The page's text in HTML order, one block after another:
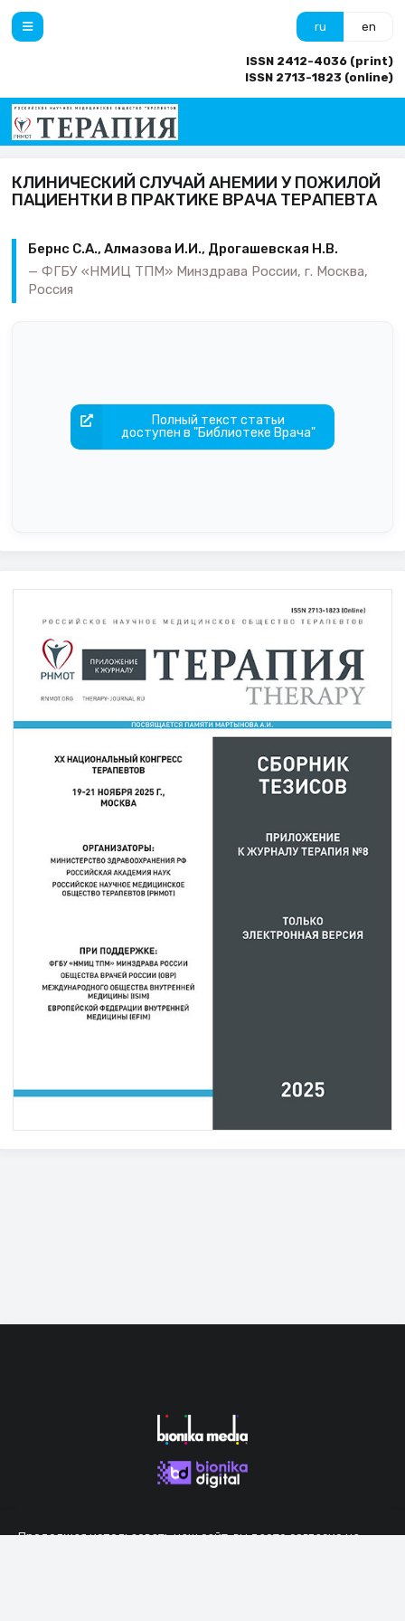
ru en
ISSN 2412-4036 (print)
ISSN 2713-1823 (online)
КЛИНИЧЕСКИЙ СЛУЧАЙ АНЕМИИ У ПОЖИЛОЙ
ПАЦИЕНТКИ В ПРАКТИКЕ ВРАЧА ТЕРАПЕВТА
Бернс С.А., Алмазова И.И., Дрогашевская Н.В.
ФГБУ «НМИЦ ТПМ» Минздрава России, г. Москва,
Россия
Полный текст статьи
доступен в "Библиотеке Врача"
Продолжая использовать наш сайт, вы даете согласие на